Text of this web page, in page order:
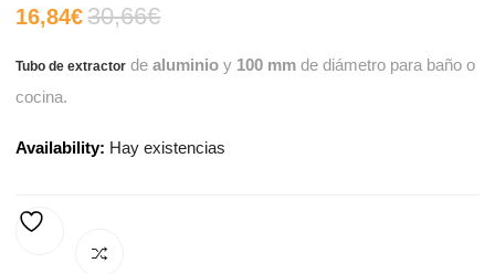
16,84€El
precio
30,66€El
precio
Tubo de extractor dealuminio y 100 mm de diámetro para baño o
cocina.
Availability: Hay existencias